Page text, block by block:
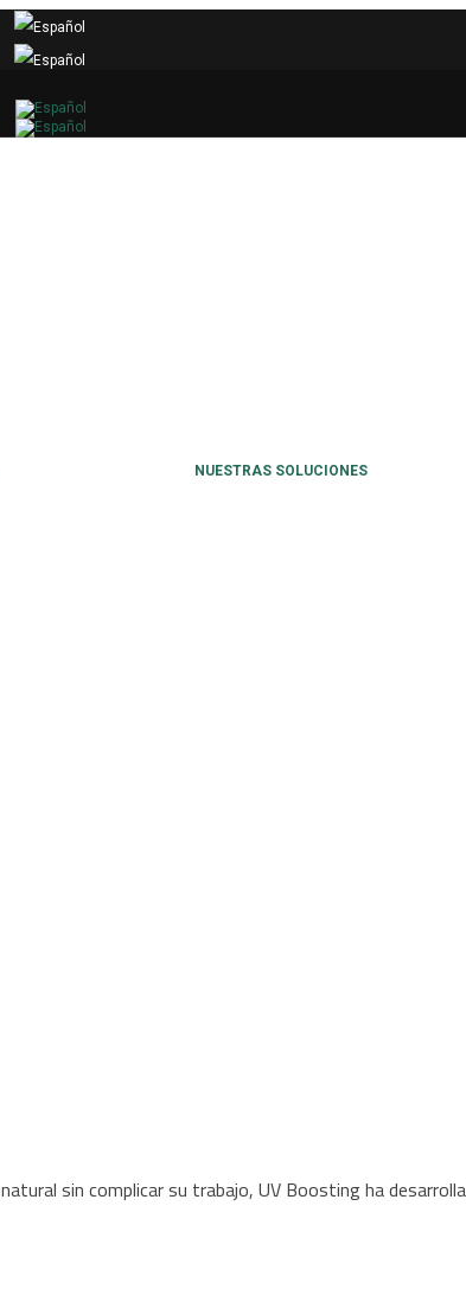
NUESTRAS SOLUCIONES
sin complicar su trabajo, UV Boosting ha